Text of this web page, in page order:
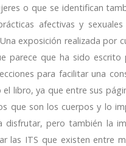
o que se identifican
afectivas y sexuales
exposición realizada por
parece que ha sido escrito
para facilitar una
libro, ya que entre sus
que son los cuerpos y lo
disfrutar, pero también la
las ITS que existen entre